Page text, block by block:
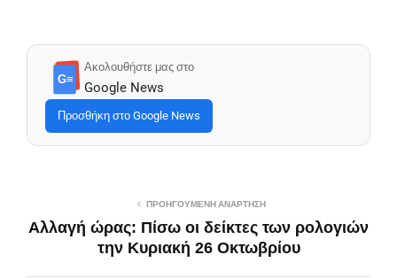
G≡
Ακολουθήστε μας στο
Google News
Προσθήκη στο Google News
ΠΡΟΗΓΟΎΜΕΝΗ ΑΝΆΡΤΗΣΗ
Αλλαγή ώρας: Πίσω οι δείκτες των ρολογιών
την Κυριακή 26 Οκτωβρίου